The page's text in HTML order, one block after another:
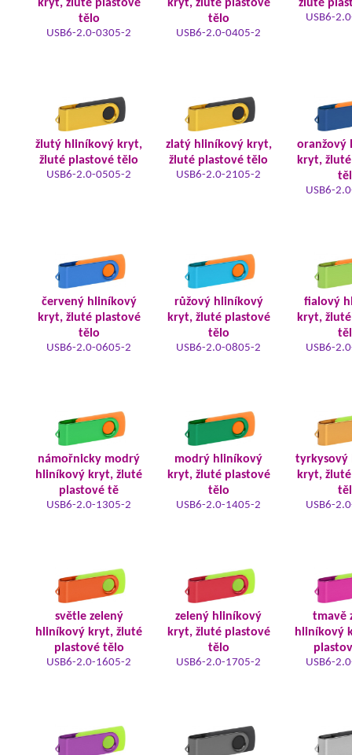
kryt, žluté plastové
tělo
USB6-2.0-0305-2
kryt, žluté plastové
tělo
USB6-2.0-0405-2
žluté
USB6-
žlutý hliníkový kryt,
žluté plastové tělo
USB6-2.0-0505-2
zlatý hliníkový kryt,
žluté plastové tělo
USB6-2.0-2105-2
oranžový
kryt,
USB6-
červený hliníkový
kryt, žluté plastové
tělo
USB6-2.0-0605-2
růžový hliníkový
kryt, žluté plastové
tělo
USB6-2.0-0805-2
fialový
kryt,
USB6-
námořnicky modrý
hliníkový kryt, žluté
plastové tě
USB6-2.0-1305-2
modrý hliníkový
kryt, žluté plastové
tělo
USB6-2.0-1405-2
tyrkysový
kryt,
USB6-
světle zelený
hliníkový kryt, žluté
plastové tělo
USB6-2.0-1605-2
zelený hliníkový
kryt, žluté plastové
tělo
USB6-2.0-1705-2
tmavě
hliníkový
USB6-